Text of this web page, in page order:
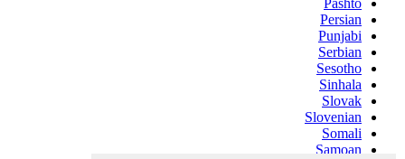
Pashto
Persian
Punjabi
Serbian
Sesotho
Sinhala
Slovak
Slovenian
Somali
Samoan